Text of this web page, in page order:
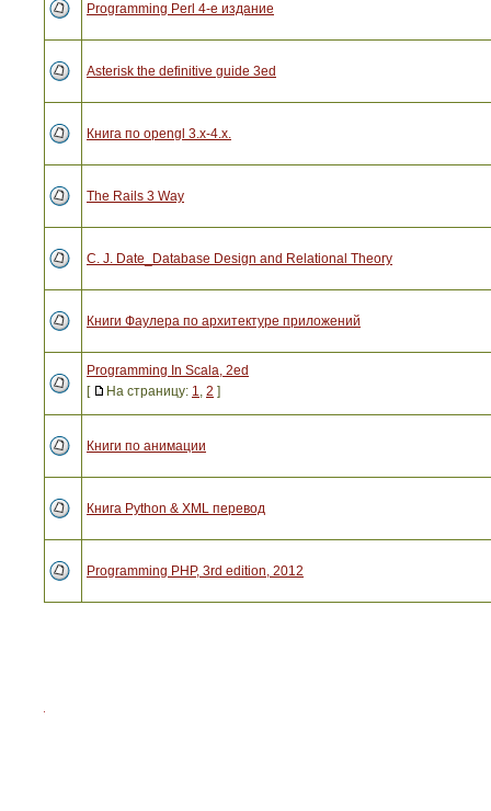
Programming Perl 4-е издание
Asterisk the definitive guide 3ed
Книга по opengl 3.x-4.x.
The Rails 3 Way
C. J. Date_Database Design and Relational Theory
Книги Фаулера по архитектуре приложений
Programming In Scala, 2ed
[
На страницу: 1, 2 ]
Книги по анимации
Книга Python & XML перевод
Programming PHP, 3rd edition, 2012